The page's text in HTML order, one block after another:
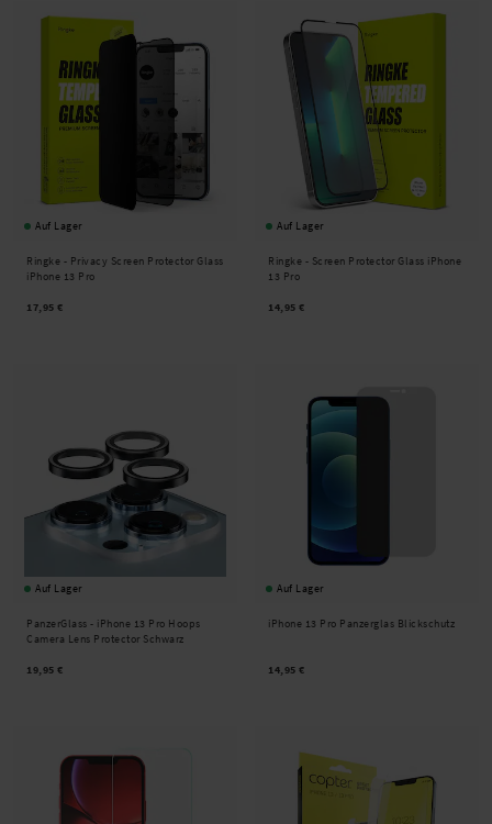
Auf Lager
Ringke - Privacy Screen Protector Glass
iPhone 13 Pro
17,95 €
Auf Lager
Ringke - Screen Protector Glass iPhone
13 Pro
14,95 €
Auf Lager
PanzerGlass - iPhone 13 Pro Hoops
Camera Lens Protector Schwarz
19,95 €
Auf Lager
iPhone 13 Pro Panzerglas Blickschutz
14,95 €